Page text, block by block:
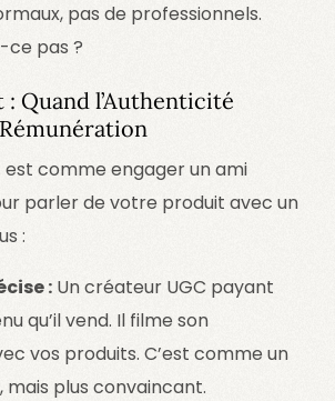
pas de professionnels.
ce pas ?
: Quand l’Authenticité
est comme engager un ami
parler de votre produit avec un
:
: Un créateur UGC payant
qu’il vend. Il filme son
vos produits. C’est comme un
plus convaincant.